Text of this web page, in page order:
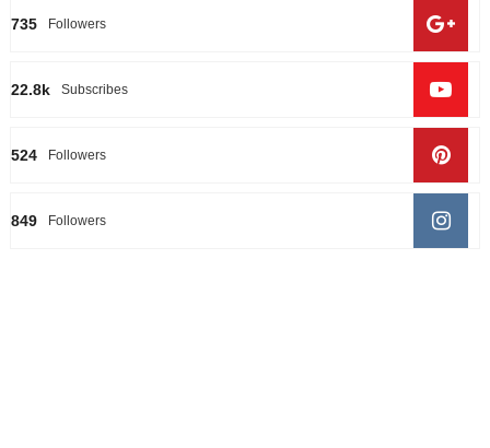
735 Followers
22.8k Subscribes
524 Followers
849 Followers